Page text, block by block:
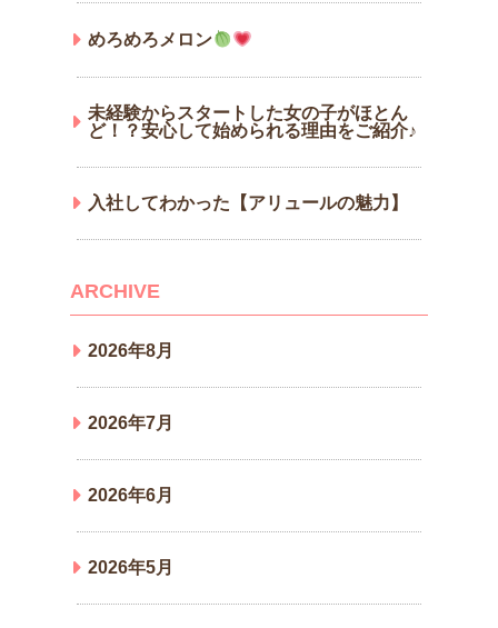
めろめろメロン
未経験からスタートした女の子がほとん
ど！？安心して始められる理由をご紹介♪
入社してわかった【アリュールの魅力】
ARCHIVE
2026年8月
2026年7月
2026年6月
2026年5月